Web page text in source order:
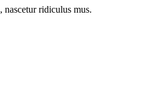
nascetur ridiculus mus.